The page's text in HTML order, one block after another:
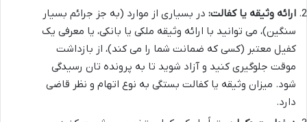
ارائه وثیقه یا کفالت: در بسیاری از موارد (به جز جرائم بسیار
سنگین)، می توانید با ارائه وثیقه ملکی یا بانکی، یا معرفی یک
کفیل معتبر (کسی که ضمانت شما را می کند)، از بازداشت
موقت جلوگیری کنید و آزاد شوید تا به پرونده تان رسیدگی
شود. میزان وثیقه یا کفالت بستگی به نوع اتهام و نظر قاضی
دارد.